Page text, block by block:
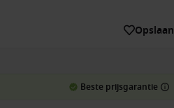
Opslaan
Beste prijsgarantie